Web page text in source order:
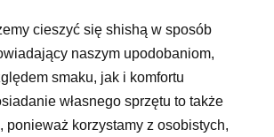
cieszyć się shishą w sposób
naszym upodobaniom,
smaku, jak i komfortu
własnego sprzętu to także
ponieważ korzystamy z osobistych,